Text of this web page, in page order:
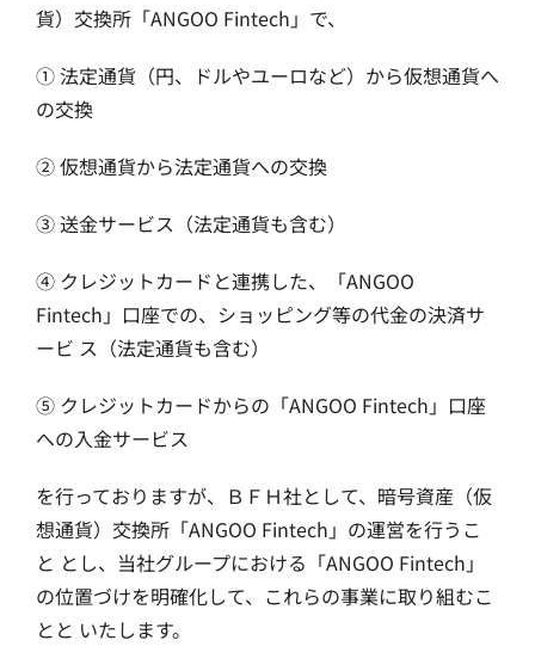
貨）交換所「ANGOO Fintech」で、
① 法定通貨（円、ドルやユーロなど）から仮想通貨へ
の交換
② 仮想通貨から法定通貨への交換
③ 送金サービス（法定通貨も含む）
④ クレジットカードと連携した、「ANGOO
Fintech」口座での、ショッピング等の代金の決済サ
ービ ス（法定通貨も含む）
⑤ クレジットカードからの「ANGOO Fintech」口座
への入金サービス
を行っておりますが、ＢＦＨ社として、暗号資産（仮
想通貨）交換所「ANGOO Fintech」の運営を行うこ
と とし、当社グループにおける「ANGOO Fintech」
の位置づけを明確化して、これらの事業に取り組むこ
とと いたします。